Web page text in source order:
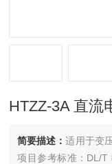
HTZZ-3A 直流
简要描述：适用于变
项目参考标准：DL/